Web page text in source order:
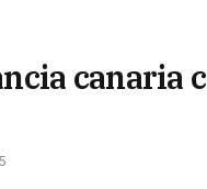
canaria